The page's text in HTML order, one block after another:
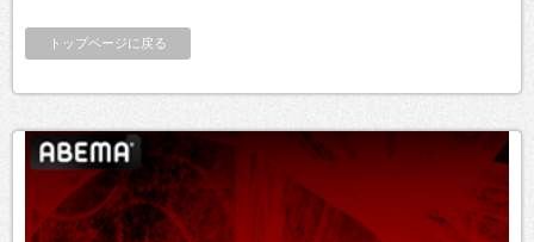
トップページに戻る